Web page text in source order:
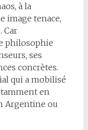
à la
image tenace,
Car
philosophie
ses
concrètes.
qui a mobilisé
en
Argentine ou